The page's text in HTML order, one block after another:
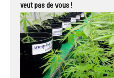
veut pas de vous !